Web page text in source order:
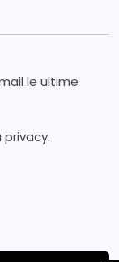
le ultime
privacy.